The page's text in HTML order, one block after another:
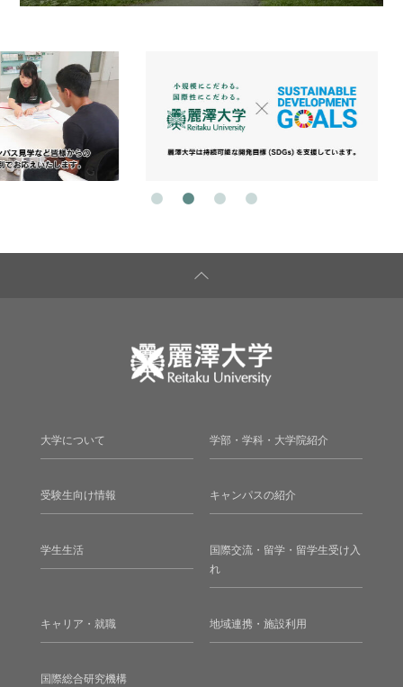
大学について 学部・学科・大学院紹介
受験生向け情報 キャンパスの紹介
学生生活
国際交流・留学・留学生受け入
れ
キャリア・就職 地域連携・施設利用
国際総合研究機構